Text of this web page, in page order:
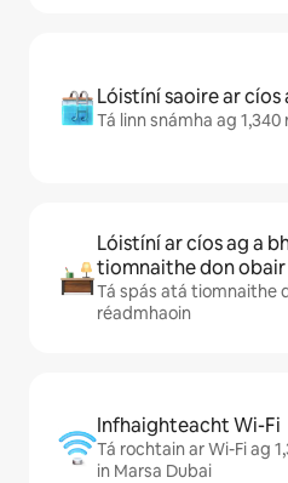
Lóistíní saoire ar cíos
Tá linn snámha ag
Lóistíní ar cíos ag a
tiomnaithe don obair
Tá spás atá tiomnaithe
réadmhaoin
Infhaighteacht Wi-Fi
Tá rochtain ar Wi-Fi ag
in Marsa Dubai